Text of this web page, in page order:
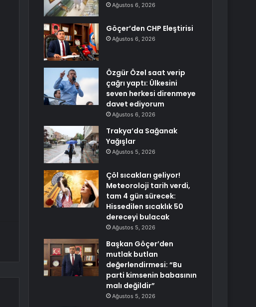
Ağustos 6, 2026
Göçer’den CHP Eleştirisi
Ağustos 6, 2026
Özgür Özel saat verip
çağrı yaptı: Ülkesini
seven herkesi direnmeye
davet ediyorum
Ağustos 6, 2026
Trakya’da Sağanak
Yağışlar
Ağustos 5, 2026
Çöl sıcakları geliyor!
Meteoroloji tarih verdi,
tam 4 gün sürecek:
Hissedilen sıcaklık 50
dereceyi bulacak
Ağustos 5, 2026
Başkan Göçer’den
mutlak butlan
değerlendirmesi: “Bu
parti kimsenin babasının
malı değildir”
Ağustos 5, 2026